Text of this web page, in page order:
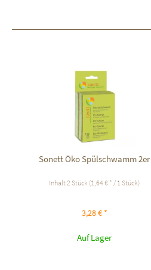
Sonett Öko Spülschwamm 2er
Inhalt2 Stück (1,64 € * / 1 Stück)
3,28 € *
Auf Lager